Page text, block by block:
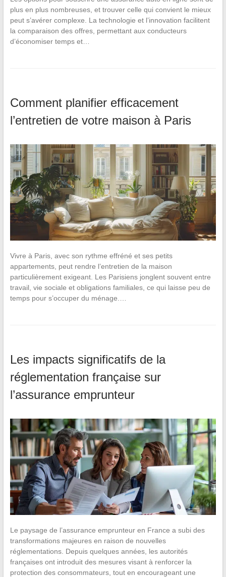
plus en plus nombreuses, et trouver celle qui convient le mieux
peut s’avérer complexe. La technologie et l’innovation facilitent
la comparaison des offres, permettant aux conducteurs
d’économiser temps et…
Comment planifier efficacement
l’entretien de votre maison à Paris
Vivre à Paris, avec son rythme effréné et ses petits
appartements, peut rendre l’entretien de la maison
particulièrement exigeant. Les Parisiens jonglent souvent entre
travail, vie sociale et obligations familiales, ce qui laisse peu de
temps pour s’occuper du ménage.…
Les impacts significatifs de la
réglementation française sur
l’assurance emprunteur
Le paysage de l’assurance emprunteur en France a subi des
transformations majeures en raison de nouvelles
réglementations. Depuis quelques années, les autorités
françaises ont introduit des mesures visant à renforcer la
protection des consommateurs, tout en encourageant une